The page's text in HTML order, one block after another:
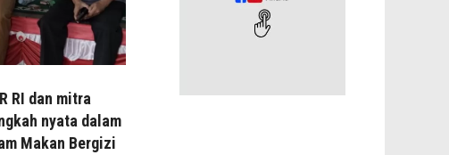
RI dan mitra
nyata dalam
Makan Bergizi